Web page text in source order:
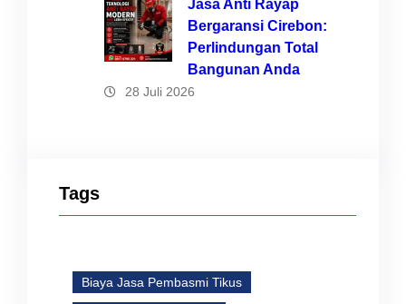
Jasa Anti Rayap
Bergaransi Cirebon:
Perlindungan Total
Bangunan Anda
28 Juli 2026
Tags
Biaya Jasa Pembasmi Tikus